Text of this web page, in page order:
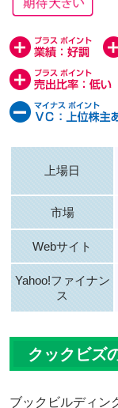
上場日
市場
Webサイト
Yahoo!ファイナン
ス
クックビズ
ブックビルディン